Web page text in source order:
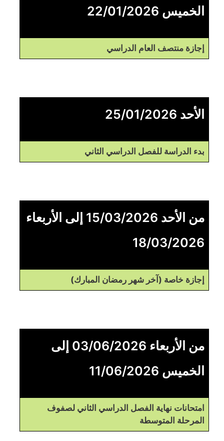
الخميس 22/01/2026
إجازة منتصف العام الدراسي
الأحد 25/01/2026
بدء الدراسة للفصل الدراسي الثاني
من الأحد 15/03/2026 إلى الأربعاء
18/03/2026
إجازة خاصة (آخر شهر رمضان المبارك)
من الأربعاء 03/06/2026 إلى
الخميس 11/06/2026
امتحانات نهاية الفصل الدراسي الثاني لصفوف
المرحلة المتوسطة